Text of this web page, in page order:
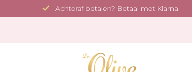
Achteraf betalen? Betaal met Klarna